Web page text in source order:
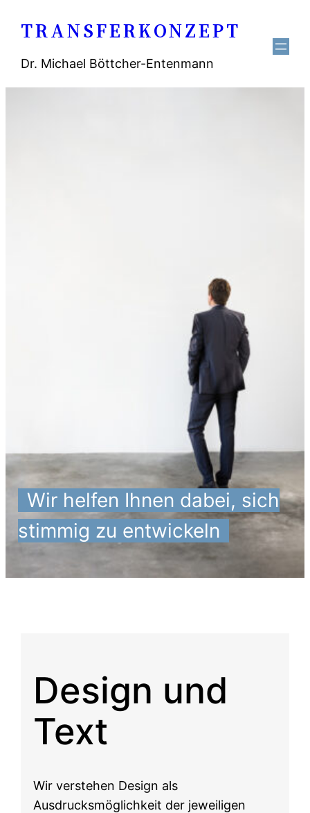
Inhalt
TRANSFERKONZEPT
Dr. Michael Böttcher-Entenmann
Wir helfen Ihnen dabei, sich
stimmig zu entwickeln
Design und
Text
Wir verstehen Design als
Ausdrucksmöglichkeit der jeweiligen